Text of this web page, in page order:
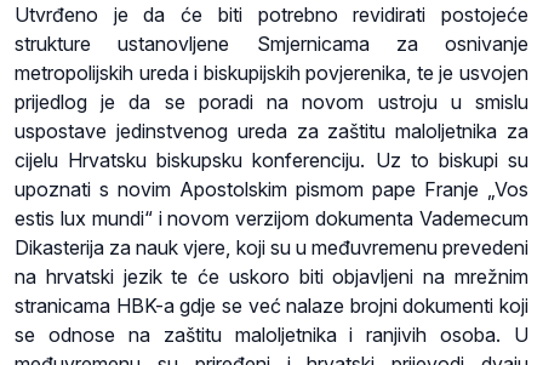
Utvrđeno je da će biti potrebno revidirati postojeće
strukture ustanovljene Smjernicama za osnivanje
metropolijskih ureda i biskupijskih povjerenika, te je usvojen
prijedlog je da se poradi na novom ustroju u smislu
uspostave jedinstvenog ureda za zaštitu maloljetnika za
cijelu Hrvatsku biskupsku konferenciju. Uz to biskupi su
upoznati s novim Apostolskim pismom pape Franje „Vos
estis lux mundi“ i novom verzijom dokumenta Vademecum
Dikasterija za nauk vjere, koji su u međuvremenu prevedeni
na hrvatski jezik te će uskoro biti objavljeni na mrežnim
stranicama HBK-a gdje se već nalaze brojni dokumenti koji
se odnose na zaštitu maloljetnika i ranjivih osoba. U